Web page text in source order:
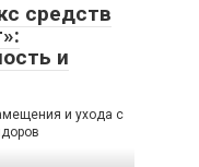
средств
и
и ухода с